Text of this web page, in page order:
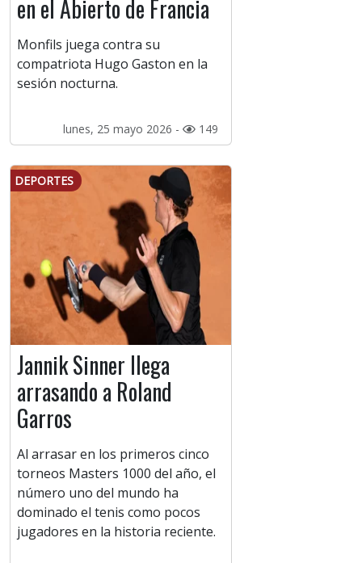
en el Abierto de Francia
Monfils juega contra su
compatriota Hugo Gaston en la
sesión nocturna.
lunes, 25 mayo 2026 - 149
DEPORTES
Jannik Sinner llega
arrasando a Roland
Garros
Al arrasar en los primeros cinco
torneos Masters 1000 del año, el
número uno del mundo ha
dominado el tenis como pocos
jugadores en la historia reciente.